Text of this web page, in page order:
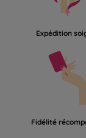
Expédition
Fidélité